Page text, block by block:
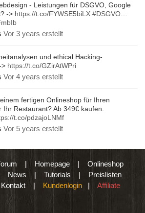
- Leistungen für DSGVO, Google
-> https://t.co/FYWSE5biLX #DSGVO
Vor 3 years erstellt
und ethical Hacking-
> https://t.co/GZirAtWPri
Vor 4 years erstellt
fertigen Onlineshop für Ihren
Ihr Restaurant? Ab 349€ kaufen.
t.co/pdzajoLNMf
Vor 5 years erstellt
| Homepage| Onlineshop
News | Tutorials | Preislisten
Kontakt | Kundenlogin | Affiliate